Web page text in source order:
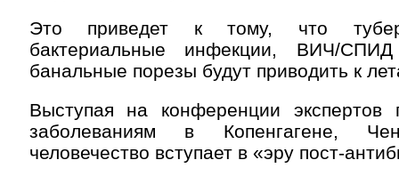
Это приведет к тому, что
бактериальные инфекции, ВИЧ/
банальные порезы будут приводить к
Выступая на конференции экспертов
заболеваниям в Копенгагене,
человечество вступает в «эру пост-